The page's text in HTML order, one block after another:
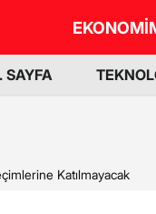
EKONOMİ
SAYFA
Katılmayacak